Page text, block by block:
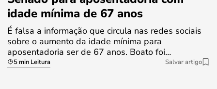
idade mínima de 67 anos
É falsa a informação que circula nas redes sociais
sobre o aumento da idade mínima para
aposentadoria ser de 67 anos. Boato foi…
5 min Leitura Salvar artigo